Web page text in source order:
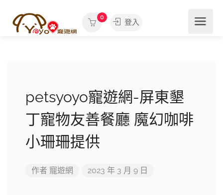
0
登入
petsyoyo寵遊網-屏東墾
丁寵物友善餐廳 魔幻咖啡
小珊珊提供
作者 寵遊網 2023 年 3 月 9 日